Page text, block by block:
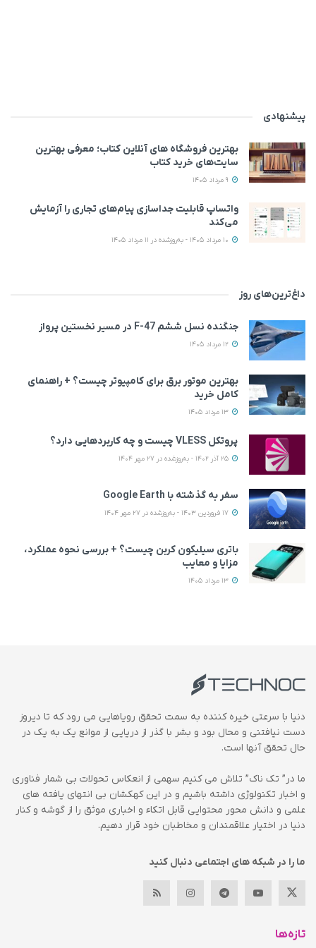
پیشنهادی
بهترین فروشگاه های آنلاین کتاب؛ معرفی بهترین
سایت‌های خرید کتاب
واتساپ قابلیت جداسازی پیام‌های تجاری را آزمایش
می‌کند
داغ‌ترین‌های روز
جنگنده نسل ششم F-47 در مسیر نخستین پرواز
بهترین موتور برق برای کامپیوتر چیست؟ + راهنمای
کامل خرید
پروتکل VLESS چیست و چه کاربردهایی دارد؟
سفر به گذشته با Google Earth
باتری سیلیکون کربن چیست؟ + بررسی نحوه عملکرد،
مزایا و معایب
دنیا با سرعتی خیره کننده به سمت تحقق رویاهایی می رود که تا دیروز
دست نیافتنی و محال بود و بشر با گذر از دریایی از موانع یک به یک در
حال تحقق آنها است.
ما در” تک ناک” تلاش می کنیم سهمی از انعکاس تحولات بی شمار فناوری
و اخبار تکنولوژی داشته باشیم و در این کهکشان بی انتهای یافته های
علمی و دانش محور محتوایی قابل اتکاء و اخباری موثق را از گوشه و کنار
دنیا در اختیار علاقمندان و مخاطبان خود قرار دهیم.
ما را در شبکه های اجتماعی دنبال کنید
تازه‌ها